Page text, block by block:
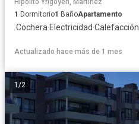
Hipólito Yrigoyen, Martínez
1 Dormitorio1 BañoApartamento
·Cochera·Electricidad·Calefacción
Actualizado hace más de 1 mes
1 /2